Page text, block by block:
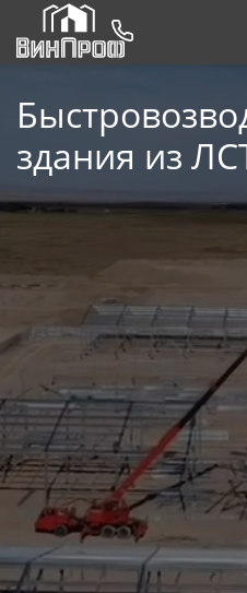
здания из